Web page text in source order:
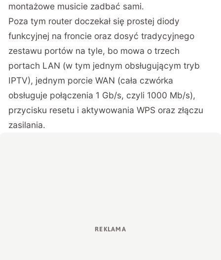
montażowe musicie zadbać sami.
Poza tym router doczekał się prostej diody
funkcyjnej na froncie oraz dosyć tradycyjnego
zestawu portów na tyle, bo mowa o trzech
portach LAN (w tym jednym obsługującym tryb
IPTV), jednym porcie WAN (cała czwórka
obsługuje połączenia 1 Gb/s, czyli 1000 Mb/s),
przycisku resetu i aktywowania WPS oraz złączu
zasilania.